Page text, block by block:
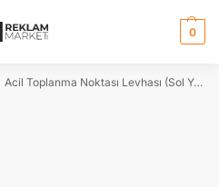
0
Acil Toplanma Noktası Levhası (Sol Yönlendirme)